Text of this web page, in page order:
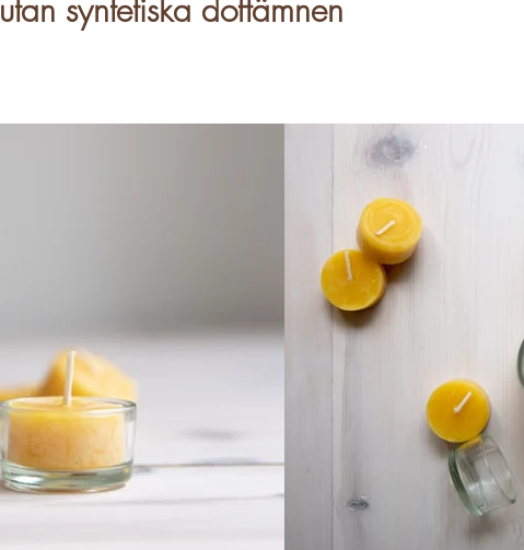
utan syntetiska doftämnen